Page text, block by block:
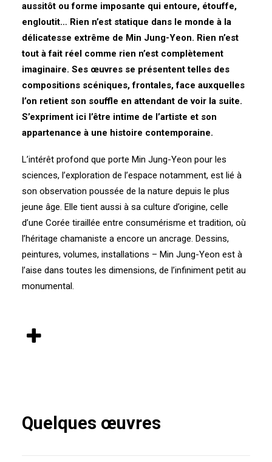
aussitôt ou forme imposante qui entoure, étouffe,
engloutit… Rien n’est statique dans le monde à la
délicatesse extrême de Min Jung-Yeon. Rien n’est
tout à fait réel comme rien n’est complètement
imaginaire. Ses œuvres se présentent telles des
compositions scéniques, frontales, face auxquelles
l’on retient son souffle en attendant de voir la suite.
S’expriment ici l’être intime de l’artiste et son
appartenance à une histoire contemporaine.
L’intérêt profond que porte Min Jung-Yeon pour les
sciences, l’exploration de l’espace notamment, est lié à
son observation poussée de la nature depuis le plus
jeune âge. Elle tient aussi à sa culture d’origine, celle
d’une Corée tiraillée entre consumérisme et tradition, où
l’héritage chamaniste a encore un ancrage. Dessins,
peintures, volumes, installations – Min Jung-Yeon est à
l’aise dans toutes les dimensions, de l’infiniment petit au
monumental.
Quelques œuvres